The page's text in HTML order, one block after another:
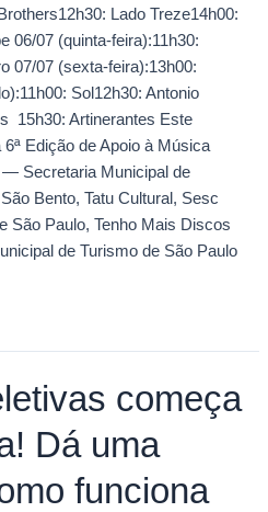
Lado Treze14h00:
06/07 (quinta-feira):11h30:
07/07 (sexta-feira):13h00:
Sol12h30: Antonio
15h30: Artinerantes Este
Edição de Apoio à Música
— Secretaria Municipal de
Bento, Tatu Cultural, Sesc
São Paulo, Tenho Mais Discos
de Turismo de São Paulo
começa
Dá uma
funciona